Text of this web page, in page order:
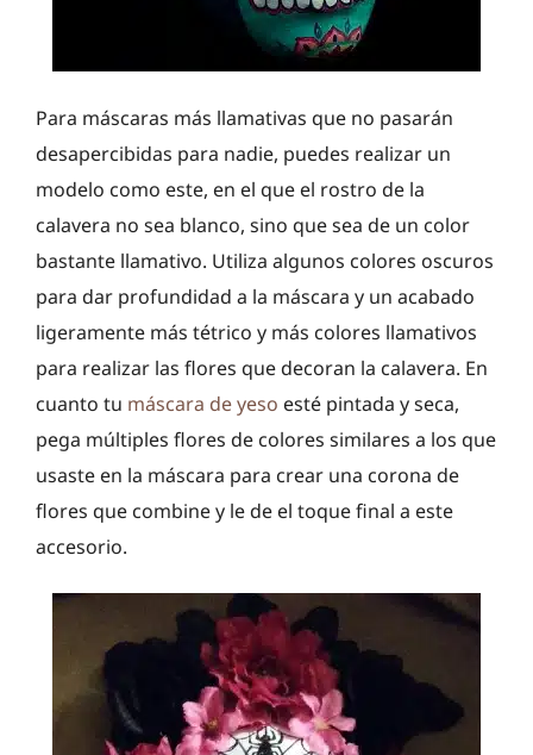
Para máscaras más llamativas que no pasarán
desapercibidas para nadie, puedes realizar un
modelo como este, en el que el rostro de la
calavera no sea blanco, sino que sea de un color
bastante llamativo. Utiliza algunos colores oscuros
para dar profundidad a la máscara y un acabado
ligeramente más tétrico y más colores llamativos
para realizar las flores que decoran la calavera. En
cuanto tu máscara de yeso esté pintada y seca,
pega múltiples flores de colores similares a los que
usaste en la máscara para crear una corona de
flores que combine y le de el toque final a este
accesorio.